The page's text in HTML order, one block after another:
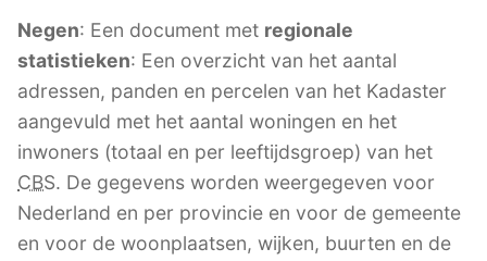
Negen: Een document met regionale
statistieken: Een overzicht van het aantal
adressen, panden en percelen van het Kadaster
aangevuld met het aantal woningen en het
inwoners (totaal en per leeftijdsgroep) van het
CBS. De gegevens worden weergegeven voor
Nederland en per provincie en voor de gemeente
en voor de woonplaatsen, wijken, buurten en de